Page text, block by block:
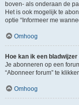
boven- als onderaan de
Het is ook mogelijk te
optie “Informeer me
Omhoog
Hoe kan ik een
Je abonneren op een
“Abonneer forum” te
Omhoog